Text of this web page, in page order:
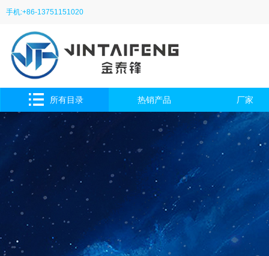
手机:+86-13751151020
所有目录 热销产品 厂家